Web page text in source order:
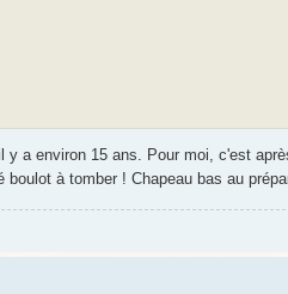
a environ 15 ans. Pour moi, c'est
à tomber ! Chapeau bas au